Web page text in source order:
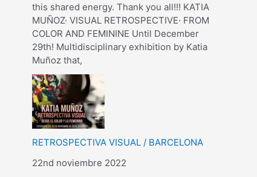
this shared energy. Thank you all!!! KATIA
MUÑOZ· VISUAL RETROSPECTIVE· FROM
COLOR AND FEMININE Until December
29th! Multidisciplinary exhibition by Katia
Muñoz that,
RETROSPECTIVA VISUAL / BARCELONA
22nd noviembre 2022